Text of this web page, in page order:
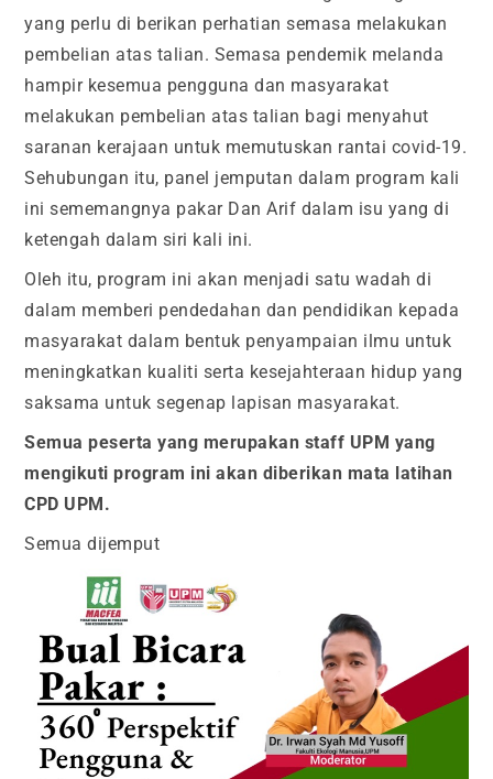
yang perlu di berikan perhatian semasa melakukan
pembelian atas talian. Semasa pendemik melanda
hampir kesemua pengguna dan masyarakat
melakukan pembelian atas talian bagi menyahut
saranan kerajaan untuk memutuskan rantai covid-19.
Sehubungan itu, panel jemputan dalam program kali
ini sememangnya pakar Dan Arif dalam isu yang di
ketengah dalam siri kali ini.
Oleh itu, program ini akan menjadi satu wadah di
dalam memberi pendedahan dan pendidikan kepada
masyarakat dalam bentuk penyampaian ilmu untuk
meningkatkan kualiti serta kesejahteraan hidup yang
saksama untuk segenap lapisan masyarakat.
Semua peserta yang merupakan staff UPM yang
mengikuti program ini akan diberikan mata latihan
CPD UPM.
Semua dijemput